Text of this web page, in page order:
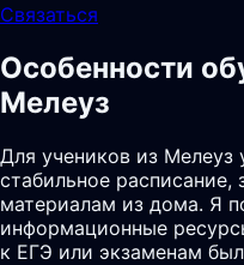
Связаться
Особенности
Мелеуз
Для учеников из Мелеуз
стабильное расписание,
материалам из дома. Я
информационные
к ЕГЭ или экзаменам